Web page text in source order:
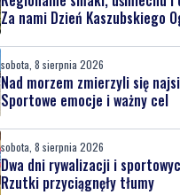
Za nami Dzień Kaszubskiego
sobota, 8 sierpnia 2026
Nad morzem zmierzyli się
Sportowe emocje i ważny cel
sobota, 8 sierpnia 2026
Dwa dni rywalizacji i
Rzutki przyciągnęły tłumy